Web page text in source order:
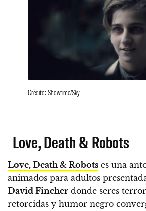
Crédito: Showtime/Sky
Love, Death & Robots
Love, Death & Robots es una
animados para adultos
David Fincher donde seres
retorcidas y humor negro